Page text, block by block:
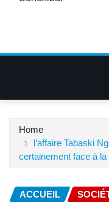
Home
l’affaire Tabaski
certainement face à la
ACCUEIL